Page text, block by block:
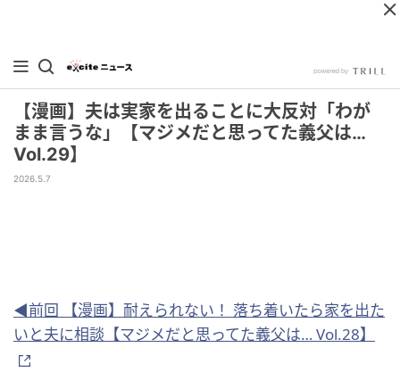
【漫画】夫は実家を出ることに大反対「わが
まま言うな」【マジメだと思ってた義父は…
Vol.29】
2026.5.7
◀前回 【漫画】耐えられない！ 落ち着いたら家を出た
いと夫に相談【マジメだと思ってた義父は… Vol.28】